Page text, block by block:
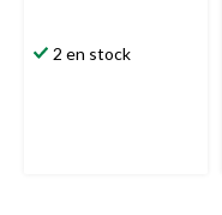
2 en stock